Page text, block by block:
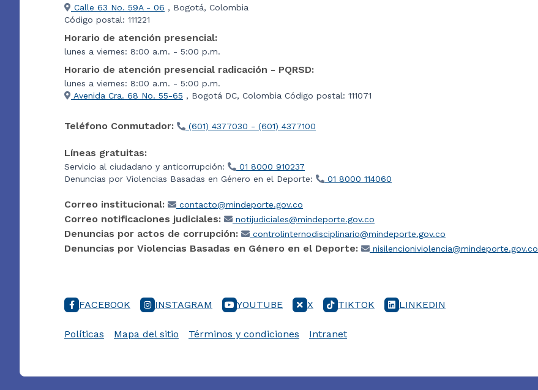
Calle 63 No. 59A - 06 , Bogotá, Colombia
Código postal: 111221
Horario de atención presencial:
lunes a viernes: 8:00 a.m. - 5:00 p.m.
Horario de atención presencial radicación - PQRSD:
lunes a viernes: 8:00 a.m. - 5:00 p.m.
Avenida Cra. 68 No. 55-65 , Bogotá DC, Colombia Código postal: 111071
Teléfono Conmutador: (601) 4377030 - (601) 4377100
Líneas gratuitas:
Servicio al ciudadano y anticorrupción:
01 8000 910237
Denuncias por Violencias Basadas en Género en el Deporte:
01 8000 114060
Correo institucional: contacto@mindeporte.gov.co
Correo notificaciones judiciales: notijudiciales@mindeporte.gov.co
Denuncias por actos de corrupción: controlinternodisciplinario@mindeporte.gov.co
Denuncias por Violencias Basadas en Género en el Deporte: nisilencioniviolencia@mindeporte.gov.co
FACEBOOK INSTAGRAM YOUTUBE X TIKTOK LINKEDIN
Políticas Mapa del sitio Términos y condiciones Intranet